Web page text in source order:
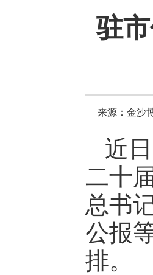
驻
来源：金沙
近
二十
总书
公报
排。